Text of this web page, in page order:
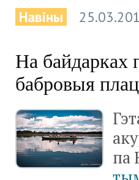
Навіны
На байдарках
бабровыя
па